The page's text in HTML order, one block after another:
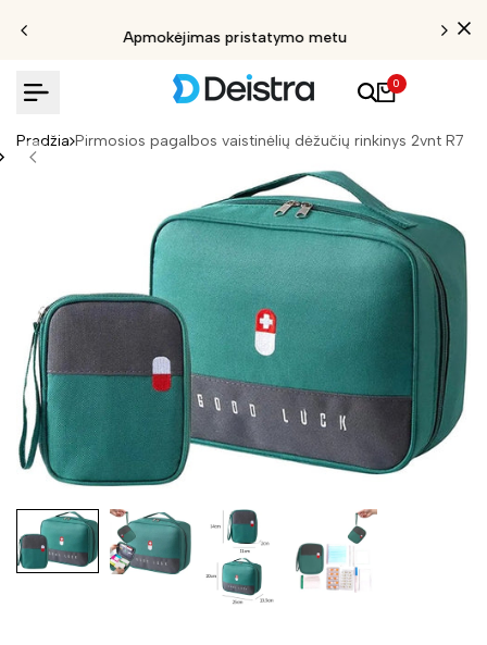
Apmokėjimas pristatymo metu
0
Pradžia Pirmosios pagalbos vaistinėlių dėžučių rinkinys 2vnt R7